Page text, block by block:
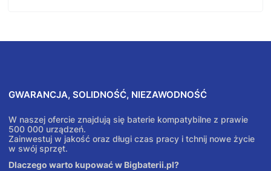
GWARANCJA, SOLIDNOŚĆ, NIEZAWODNOŚĆ
W naszej ofercie znajdują się baterie kompatybilne z prawie
500 000 urządzeń.
Zainwestuj w jakość oraz długi czas pracy i tchnij nowe życie
w swój sprzęt.
Dlaczego warto kupować w Bigbaterii.pl?